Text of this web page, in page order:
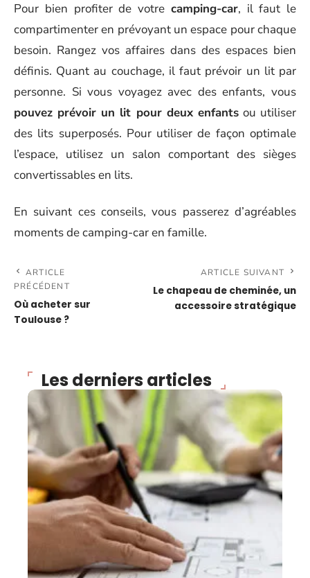
Pour bien profiter de votre camping-car, il faut le
compartimenter en prévoyant un espace pour chaque
besoin. Rangez vos affaires dans des espaces bien
définis. Quant au couchage, il faut prévoir un lit par
personne. Si vous voyagez avec des enfants, vous
pouvez prévoir un lit pour deux enfantsou utiliser
des lits superposés. Pour utiliser de façon optimale
l’espace, utilisez un salon comportant des sièges
convertissables en lits.
En suivant ces conseils, vous passerez d’agréables
moments de camping-car en famille.
ARTICLE
PRÉCÉDENT
Où acheter sur
Toulouse ?
ARTICLE SUIVANT
Le chapeau de cheminée, un
accessoire stratégique
Les derniers articles